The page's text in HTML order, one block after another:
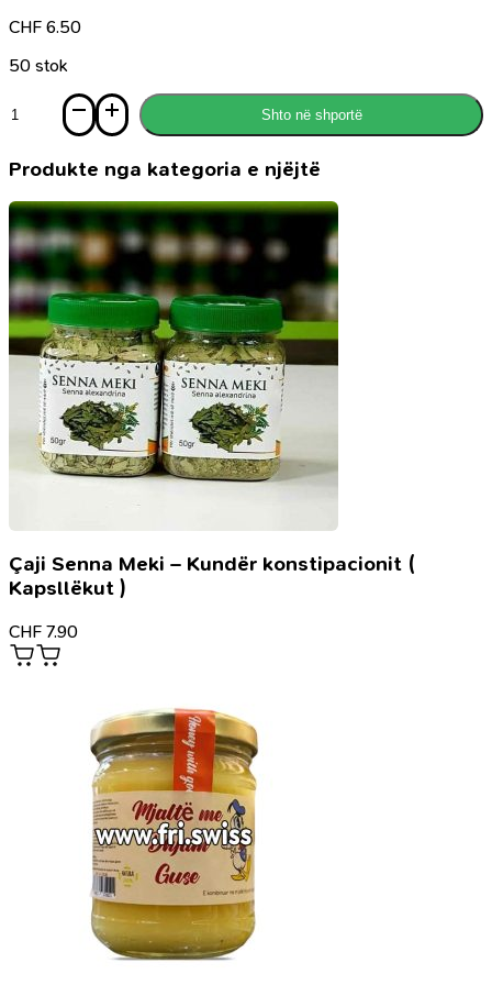
CHF 6.50
50 stok
Disa
mbi
e
sotme
të
rinisë
sonë
Shto në shportë
Produkte nga kategoria e njëjtë
Çaji Senna Meki – Kundër konstipacionit (
Kapsllëkut )
CHF 7.90